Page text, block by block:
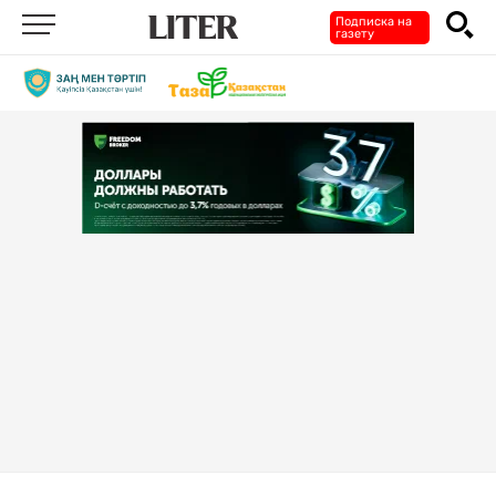
Подписка на
газету